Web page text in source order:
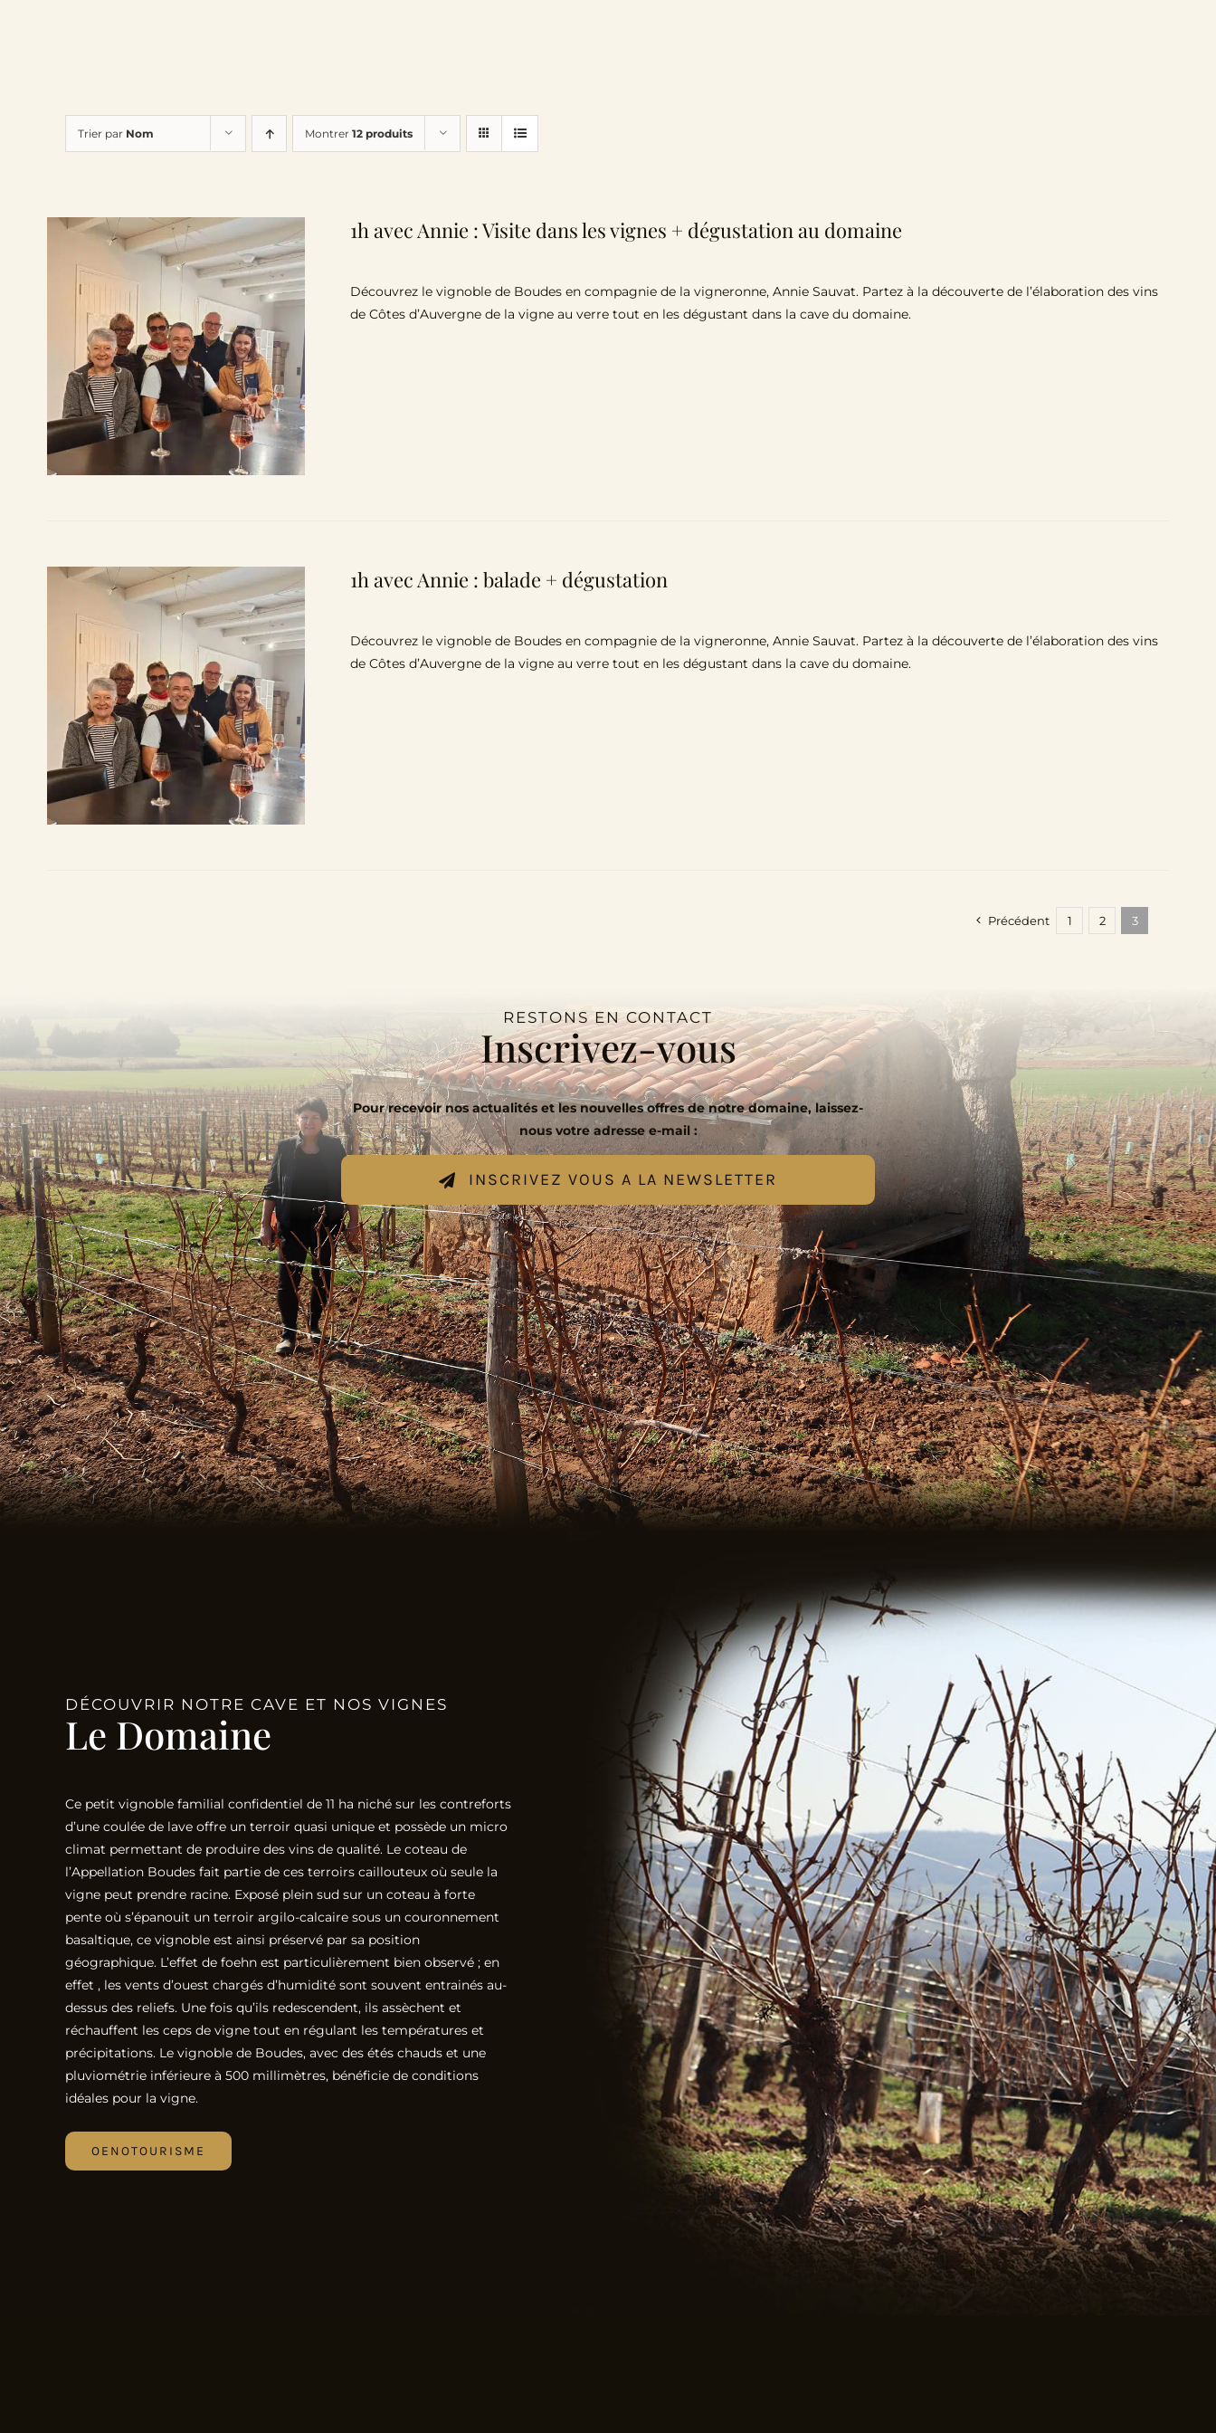
Trier par Nom Montrer 12 produits
1h avec Annie : Visite dans les vignes + dégustation au domaine
Découvrez le vignoble de Boudes en compagnie de la vigneronne, Annie Sauvat. Partez à la découverte de l’élaboration des vins
de Côtes d’Auvergne de la vigne au verre tout en les dégustant dans la cave du domaine.
1h avec Annie : balade + dégustation
Découvrez le vignoble de Boudes en compagnie de la vigneronne, Annie Sauvat. Partez à la découverte de l’élaboration des vins
de Côtes d’Auvergne de la vigne au verre tout en les dégustant dans la cave du domaine.
Précédent 1 2 3
RESTONS EN CONTACT
Inscrivez-vous
Pour recevoir nos actualités et les nouvelles offres de notre domaine, laissez-
nous votre adresse e-mail :
INSCRIVEZ VOUS A LA NEWSLETTER
DÉCOUVRIR NOTRE CAVE ET NOS VIGNES
Le Domaine
Ce petit vignoble familial confidentiel de 11 ha niché sur les contreforts
d’une coulée de lave offre un terroir quasi unique et possède un micro
climat permettant de produire des vins de qualité. Le coteau de
l’Appellation Boudes fait partie de ces terroirs caillouteux où seule la
vigne peut prendre racine. Exposé plein sud sur un coteau à forte
pente où s’épanouit un terroir argilo-calcaire sous un couronnement
basaltique, ce vignoble est ainsi préservé par sa position
géographique. L’effet de foehn est particulièrement bien observé ; en
effet , les vents d’ouest chargés d’humidité sont souvent entrainés au-
dessus des reliefs. Une fois qu’ils redescendent, ils assèchent et
réchauffent les ceps de vigne tout en régulant les températures et
précipitations. Le vignoble de Boudes, avec des étés chauds et une
pluviométrie inférieure à 500 millimètres, bénéficie de conditions
idéales pour la vigne.
OENOTOURISME